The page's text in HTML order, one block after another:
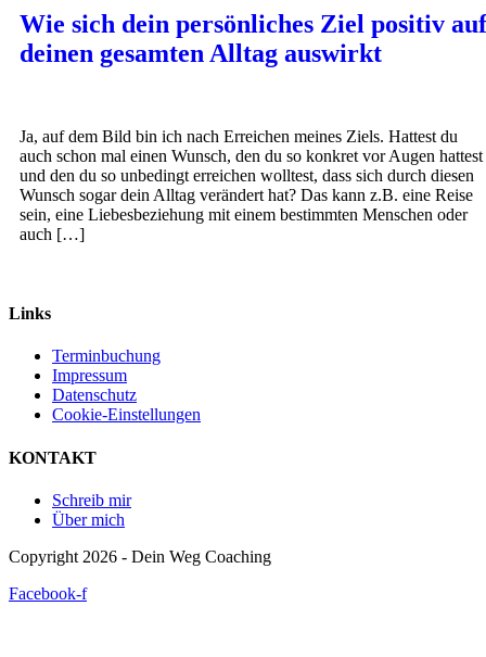
Wie sich dein persönliches Ziel positiv auf
deinen gesamten Alltag auswirkt
Ja, auf dem Bild bin ich nach Erreichen meines Ziels. Hattest du
auch schon mal einen Wunsch, den du so konkret vor Augen hattest
und den du so unbedingt erreichen wolltest, dass sich durch diesen
Wunsch sogar dein Alltag verändert hat? Das kann z.B. eine Reise
sein, eine Liebesbeziehung mit einem bestimmten Menschen oder
auch […]
Links
Terminbuchung
Impressum
Datenschutz
Cookie-Einstellungen
KONTAKT
Schreib mir
Über mich
Copyright 2026 - Dein Weg Coaching
Facebook-f